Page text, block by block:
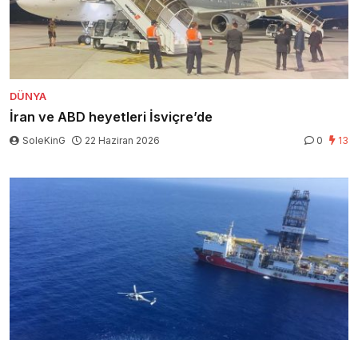
DÜNYA
İran ve ABD heyetleri İsviçre’de
SoleKinG 22 Haziran 2026 0 13